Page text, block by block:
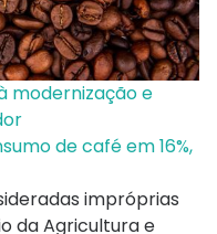
modernização e
de café em 16%,
impróprias
da Agricultura e